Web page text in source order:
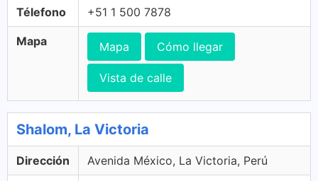
Télefono +51 1 500 7878
Mapa Mapa Cómo llegar
Vista de calle
Shalom, La Victoria
Dirección Avenida México, La Victoria, Perú